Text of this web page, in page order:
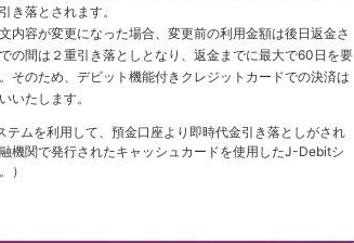
き落とされます。
内容が変更になった場合、変更前の利用金額は後日返金さ
の間は２重引き落としとなり、返金までに最大で60日を要
そのため、デビット機能付きクレジットカードでの決済は
いたします。
テムを利用して、預金口座より即時代金引き落としがされ
機関で発行されたキャッシュカードを使用したJ-Debitシ
）